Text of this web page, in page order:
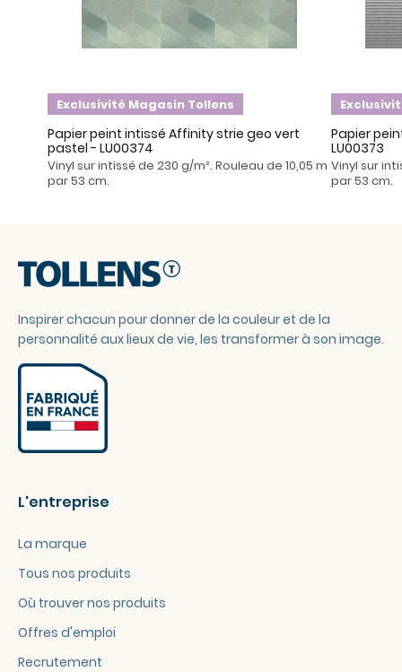
Exclusivité Magasin Tollens
Papier peint intissé Affinity strie geo vert
pastel - LU00374
Vinyl sur intissé de 230 g/m². Rouleau de 10,05 m
par 53 cm.
Papier
LU00373
Vinyl sur
par 53 cm.
Inspirer chacun pour donner de la couleur et de la
personnalité aux lieux de vie, les transformer à son image.
L'entreprise
La marque
Tous nos produits
Où trouver nos produits
Offres d'emploi
Recrutement